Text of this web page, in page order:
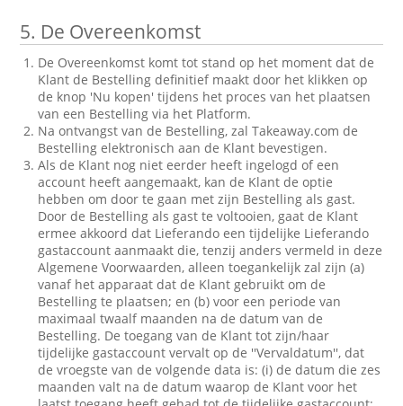
5. De Overeenkomst
De Overeenkomst komt tot stand op het moment dat de
Klant de Bestelling definitief maakt door het klikken op
de knop 'Nu kopen' tijdens het proces van het plaatsen
van een Bestelling via het Platform.
Na ontvangst van de Bestelling, zal Takeaway.com de
Bestelling elektronisch aan de Klant bevestigen.
Als de Klant nog niet eerder heeft ingelogd of een
account heeft aangemaakt, kan de Klant de optie
hebben om door te gaan met zijn Bestelling als gast.
Door de Bestelling als gast te voltooien, gaat de Klant
ermee akkoord dat Lieferando een tijdelijke Lieferando
gastaccount aanmaakt die, tenzij anders vermeld in deze
Algemene Voorwaarden, alleen toegankelijk zal zijn (a)
vanaf het apparaat dat de Klant gebruikt om de
Bestelling te plaatsen; en (b) voor een periode van
maximaal twaalf maanden na de datum van de
Bestelling. De toegang van de Klant tot zijn/haar
tijdelijke gastaccount vervalt op de ''Vervaldatum'', dat
de vroegste van de volgende data is: (i) de datum die zes
maanden valt na de datum waarop de Klant voor het